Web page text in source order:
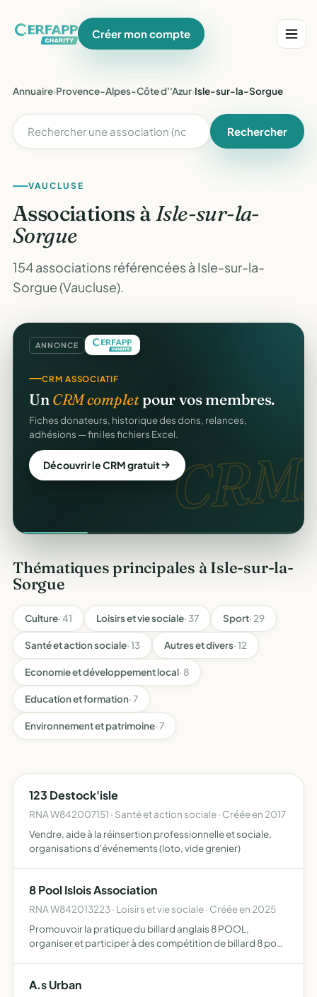
Créer mon compte
Annuaire›Provence-Alpes-Côte d''Azur›Isle-sur-la-Sorgue
Rechercher
VAUCLUSE
Associations àIsle-sur-la-
Sorgue
154 associations référencées à Isle-sur-la-
Sorgue (Vaucluse).
ANNONCE
CRM.
CRM ASSOCIATIF
Un CRM completpour vos membres.
Fiches donateurs, historique des dons, relances,
adhésions — fini les fichiers Excel.
Découvrir le CRM gratuit
Thématiques principales à Isle-sur-la-
Sorgue
Culture· 41 Loisirs et vie sociale· 37 Sport· 29
Santé et action sociale· 13 Autres et divers· 12
Economie et développement local· 8
Education et formation· 7
Environnement et patrimoine· 7
123 Destock'isle
RNA W842007151 · Santé et action sociale · Créée en 2017
Vendre, aide à la réinsertion professionnelle et sociale,
organisations d'événements (loto, vide grenier)
8 Pool Islois Association
RNA W842013223 · Loisirs et vie sociale · Créée en 2025
Promouvoir la pratique du billard anglais 8 POOL,
organiser et participer à des compétition de billard 8 pool,
A.s Urban